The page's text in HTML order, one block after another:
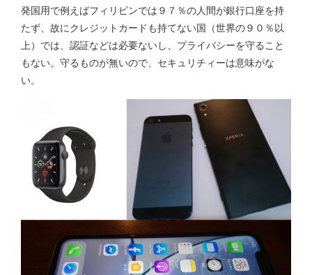
発国用で例えばフィリピンでは９７％の人間が銀行口座を持
たず、故にクレジットカードも持てない国（世界の９０％以
上）では、認証などは必要ないし、プライバシーを守ること
もない。守るものが無いので、セキュリチィーは意味がな
い。